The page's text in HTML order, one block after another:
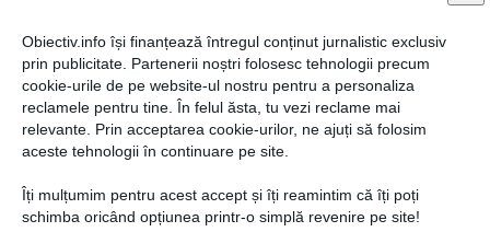
Obiectiv.info își finanțează întregul conținut jurnalistic exclusiv
prin publicitate. Partenerii noștri folosesc tehnologii precum
cookie-urile de pe website-ul nostru pentru a personaliza
reclamele pentru tine. În felul ăsta, tu vezi reclame mai
relevante. Prin acceptarea cookie-urilor, ne ajuți să folosim
aceste tehnologii în continuare pe site.
Îți mulțumim pentru acest accept și îți reamintim că îți poți
schimba oricând opțiunea printr-o simplă revenire pe site!